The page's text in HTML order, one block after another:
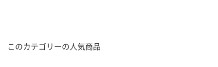
このカテゴリーの人気商品